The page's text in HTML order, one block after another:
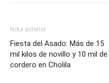
Nota anterior
Fiesta del Asado: Más de 15
mil kilos de novillo y 10 mil de
cordero en Cholila